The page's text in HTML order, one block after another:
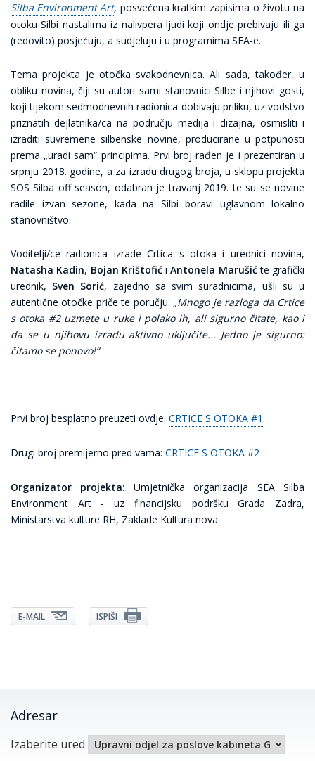
Silba Environment Art, posvećena kratkim zapisima o životu na
otoku Silbi nastalima iz nalivpera ljudi koji ondje prebivaju ili ga
(redovito) posjećuju, a sudjeluju i u programima SEA-e.
Tema projekta je otočka svakodnevnica. Ali sada, također, u
obliku novina, čiji su autori sami stanovnici Silbe i njihovi gosti,
koji tijekom sedmodnevnih radionica dobivaju priliku, uz vodstvo
priznatih dejlatnika/ca na području medija i dizajna, osmisliti i
izraditi suvremene silbenske novine, producirane u potpunosti
prema „uradi sam“ principima. Prvi broj rađen je i prezentiran u
srpnju 2018. godine, a za izradu drugog broja, u sklopu projekta
SOS Silba off season, odabran je travanj 2019. te su se novine
radile izvan sezone, kada na Silbi boravi uglavnom lokalno
stanovništvo.
Voditelji/ce radionica izrade Crtica s otoka i urednici novina,
Natasha Kadin, Bojan KrištofićiAntonela Marušićte grafički
urednik, Sven Sorić, zajedno sa svim suradnicima, ušli su u
autentične otočke priče te poručju: „Mnogo je razloga da Crtice
s otoka #2 uzmete u ruke i polako ih, ali sigurno čitate, kao i
da se u njihovu izradu aktivno uključite... Jedno je sigurno:
čitamo se ponovo!“
Prvi broj besplatno preuzeti ovdje: CRTICE S OTOKA #1
Drugi broj premijerno pred vama: CRTICE S OTOKA #2
Organizator projekta: Umjetnička organizacija SEA Silba
Environment Art - uz financijsku podršku Grada Zadra,
Ministarstva kulture RH, Zaklade Kultura nova
E-MAIL ISPIŠI
Adresar
Izaberite ured